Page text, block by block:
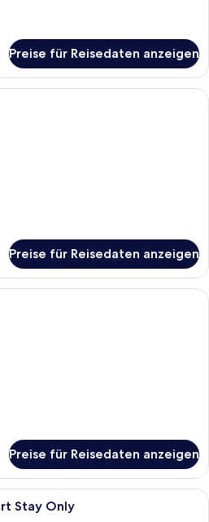
Preise für Reisedaten anzeigen
1 Schlafzimmer, kostenloses WLAN,
Preise für Reisedaten anzeigen
1 Schlafzimmer, kostenloses WLAN,
Preise für Reisedaten anzeigen
1 Schlafzimmer, kostenloses WLAN,
Stay Only